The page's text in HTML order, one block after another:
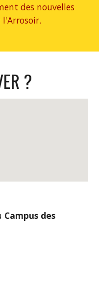
des nouvelles
?
Campus des